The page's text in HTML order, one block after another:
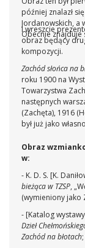
później znalazł
Jordanowskich, a
Obecnie
I wreszcie
obraz będący
kompozycji.
Zachód słońca na
roku 1900 na
Towarzystwa
następnych
(Zachęta), 1916
był już jako
Obraz
w:
- K. D. S. [K.
bieżąca w TZSP,
(wymieniony jako
- [Katalog
Dzieł
Zachód na błotach